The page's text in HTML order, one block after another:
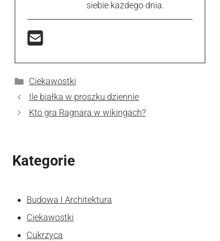
siebie każdego dnia.
Kategorie
Ciekawostki
Ile białka w proszku dziennie
Kto gra Ragnara w wikingach?
Kategorie
Budowa I Architektura
Ciekawostki
Cukrzyca